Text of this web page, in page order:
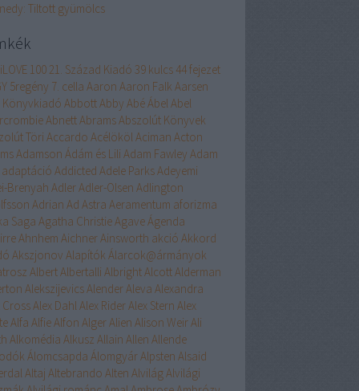
Tiltott gyümölcs
100 21. Század Kiadó 39 kulcs 44 fejezet
5regény 7. cella Aaron Aaron Falk Aarsen
Könyvkiadó AbbottAbby AbéÁbelAbel
AbnettAbramsAbszolút Könyvek
Töri Accardo AcélökölAciman Acton
Adamson Ádám és Lili Adam Fawley Adam
adaptáció Addicted Adele ParksAdeyemi
Brenyah AdlerAdler-Olsen Adlington
Adrian Ad Astra Aeramentum aforizma
Saga Agatha ChristieAgaveÁgenda
Ahnhem AichnerAinsworth akció Akkord
Akszjonov Alapítók Álarcok@ármányok
AlbertAlbertalli AlbrightAlcottAlderman
AlekszijevicsAlenderAleva Alexandra
CrossAlex DahlAlex RiderAlex Stern Alex
Alfa AlfieAlfon AlgerAlien Alison WeirAli
Alkomédia Alkusz Allain Allen Allende
Álomcsapda ÁlomgyárAlpsten Alsaid
Altaj Altebrando Alten AlvilágAlvilági